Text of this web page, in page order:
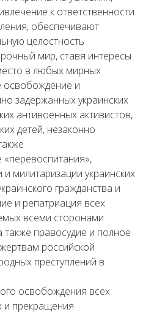
к ответственности
, обеспечивают
целостность
мир, ставя интересы
в любых мирных
освобождение и
задержанныхукраинских
антивоенных активистов,
детей, незаконно
«перевоспитания»,
и милитаризации украинских
гражданства и
и репатриация всех
всеми сторонами
также правосудие и полное
жертвам российской
преступлений в
освобождения всех
и прекращения